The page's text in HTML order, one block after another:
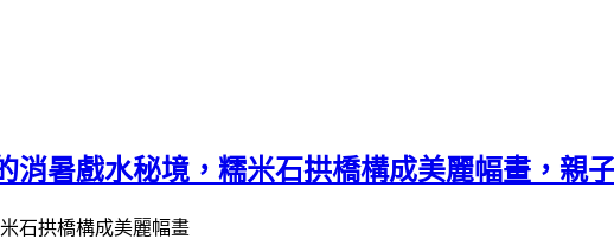
消暑戲水秘境，糯米石拱橋構成美麗幅畫，親